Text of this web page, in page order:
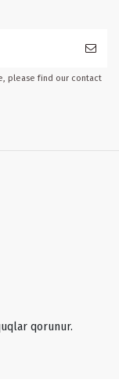
please find our contact
qorunur.